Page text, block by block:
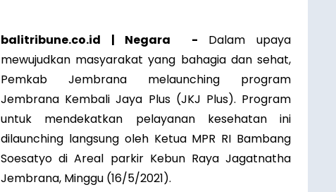
balitribune.co.id | Negara - Dalam upaya
mewujudkan masyarakat yang bahagia dan sehat,
Pemkab Jembrana melaunching program
Jembrana Kembali Jaya Plus (JKJ Plus). Program
untuk mendekatkan pelayanan kesehatan ini
dilaunching langsung oleh Ketua MPR RI Bambang
Soesatyo di Areal parkir Kebun Raya Jagatnatha
Jembrana, Minggu (16/5/2021).